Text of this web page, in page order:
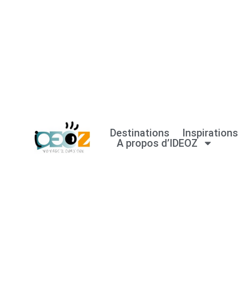
Destinations Inspirations
A propos d’IDEOZ